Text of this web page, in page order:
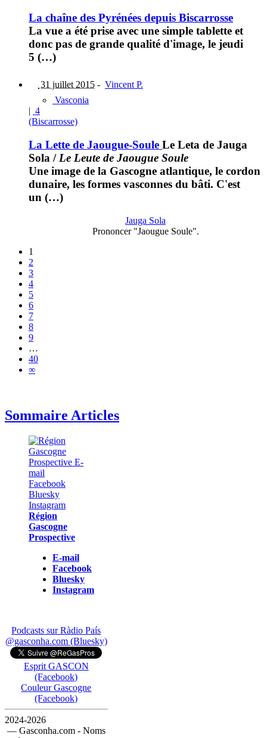
La chaîne des Pyrénées depuis Biscarrosse
La vue a été prise avec une simple tablette et
donc pas de grande qualité d'image, le jeudi
5 (…)
31 juillet 2015 - Vincent P.
Vasconia
| 4
(Biscarrosse)
La Lette de Jaougue-Soule Le Leta de Jauga
Sola / Le Leute de Jaougue Soule
Une image de la Gascogne atlantique, le cordon
dunaire, les formes vasconnes du bâti. C'est
un (…)
Jauga Sola
Prononcer "Jaougue Soule".
1
2
3
4
5
6
7
8
9
…
40
∞
Sommaire Articles
Région
Gascogne
Prospective
E-mail
Facebook
Bluesky
Instagram
Podcasts sur Ràdio País
@gasconha.com (Bluesky)
Esprit GASCON
(Facebook)
Couleur Gascogne
(Facebook)
2024-2026
— Gasconha.com - Noms